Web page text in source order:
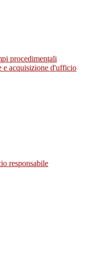
procedimentali
e acquisizione d'ufficio
responsabile